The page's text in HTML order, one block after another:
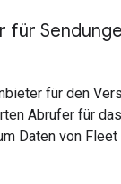
für
für den
Abrufer für das
Daten von Fleet